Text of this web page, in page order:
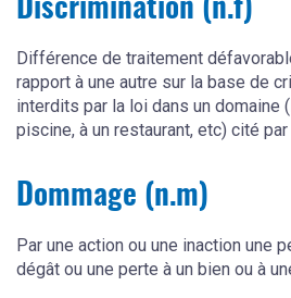
Discrimination (n.f)
Différence de traitement
rapport à une autre sur la base de
interdits par la loi dans un domaine
piscine, à un restaurant, etc) cité par
Dommage (n.m)
Par une action ou une inaction une
dégât ou une perte à un bien ou à